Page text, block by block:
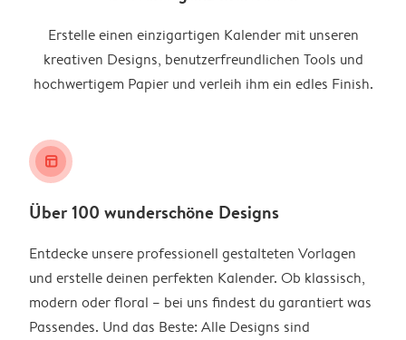
Erstelle einen einzigartigen Kalender mit unseren
kreativen Designs, benutzerfreundlichen Tools und
hochwertigem Papier und verleih ihm ein edles Finish.
layout_alt
Über 100 wunderschöne Designs
Entdecke unsere professionell gestalteten Vorlagen
und erstelle deinen perfekten Kalender. Ob klassisch,
modern oder floral – bei uns findest du garantiert was
Passendes. Und das Beste: Alle Designs sind